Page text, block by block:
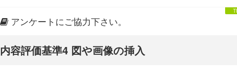
アンケートにご協力下さい。
内容評価基準4 図や画像の挿入